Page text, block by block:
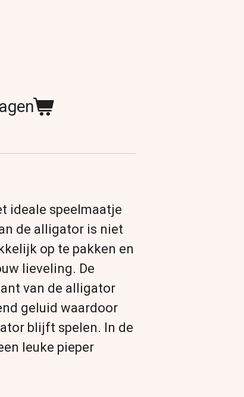
ideale speelmaatje
de alligator is niet
op te pakken en
lieveling. De
van de alligator
geluid waardoor
blijft spelen. In de
leuke pieper